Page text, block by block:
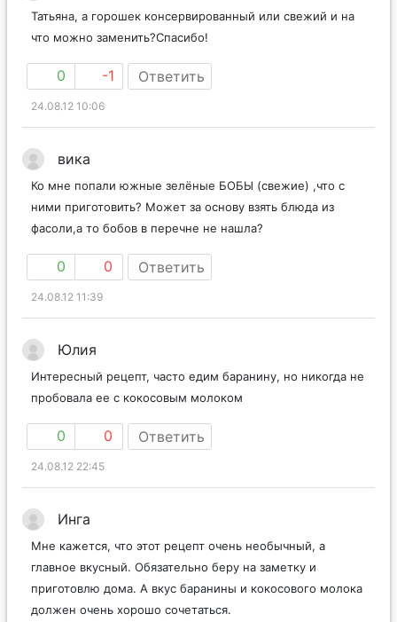
Татьяна, а горошек консервированный или свежий и на
что можно заменить?Спасибо!
0 -1 Ответить
24.08.12 10:06
вика
Ко мне попали южные зелёные БОБЫ (свежие) ,что с
ними приготовить? Может за основу взять блюда из
фасоли,а то бобов в перечне не нашла?
0 0 Ответить
24.08.12 11:39
Юлия
Интересный рецепт, часто едим баранину, но никогда не
пробовала ее с кокосовым молоком
0 0 Ответить
24.08.12 22:45
Инга
Мне кажется, что этот рецепт очень необычный, а
главное вкусный. Обязательно беру на заметку и
приготовлю дома. А вкус баранины и кокосового молока
должен очень хорошо сочетаться.